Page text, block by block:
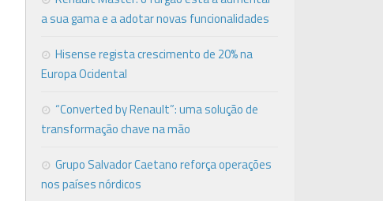
a sua gama e a adotar novas funcionalidades
Hisense regista crescimento de 20% na
Europa Ocidental
“Converted by Renault”: uma solução de
transformação chave na mão
Grupo Salvador Caetano reforça operações
nos países nórdicos